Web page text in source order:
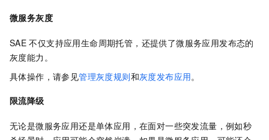
微服务灰度
SAE 不仅支持应用生命周期托管，还提供了微服务应用发布态的
灰度能力。
具体操作，请参见管理灰度规则和灰度发布应用。
限流降级
无论是微服务应用还是单体应用，在面对一些突发流量，例如秒